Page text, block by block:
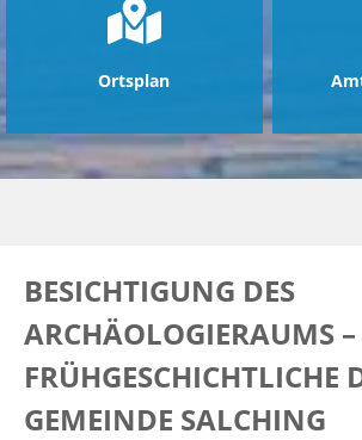
Ortsplan
BESICHTIGUNG DES
ARCHÄOLOGIERAUMS
FRÜHGESCHICHTLICHE
GEMEINDE SALCHING